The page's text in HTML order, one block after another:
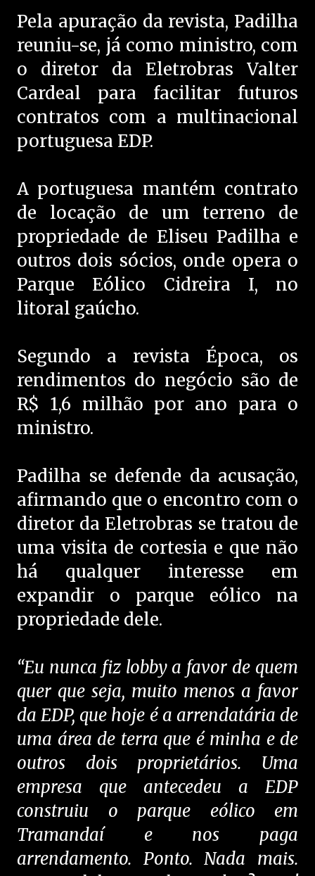
Pela apuração da revista, Padilha
reuniu-se, já como ministro, com
o diretor da Eletrobras Valter
Cardeal para facilitar futuros
contratos com a multinacional
portuguesa EDP.
A portuguesa mantém contrato
de locação de um terreno de
propriedade de Eliseu Padilha e
outros dois sócios, onde opera o
Parque Eólico Cidreira I, no
litoral gaúcho.
Segundo a revista Época, os
rendimentos do negócio são de
R$ 1,6 milhão por ano para o
ministro.
Padilha se defende da acusação,
afirmando que o encontro com o
diretor da Eletrobras se tratou de
uma visita de cortesia e que não
há qualquer interesse em
expandir o parque eólico na
propriedade dele.
“Eu nunca fiz lobby a favor de quem
quer que seja, muito menos a favor
da EDP, que hoje é a arrendatária de
uma área de terra que é minha e de
outros dois proprietários. Uma
empresa que antecedeu a EDP
construiu o parque eólico em
Tramandaí e nos paga
arrendamento. Ponto. Nada mais.